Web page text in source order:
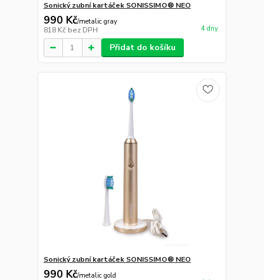
Sonický zubní kartáček SONISSIMO® NEO
990 Kč/metalic gray
818 Kč bez DPH 4 dny
Přidat do košíku
Sonický zubní kartáček SONISSIMO® NEO
990 Kč/metalic gold